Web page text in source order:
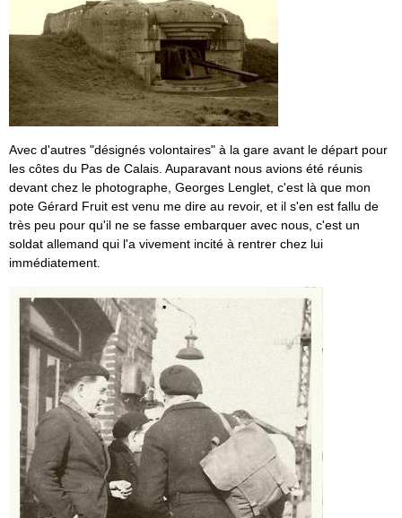
Avec d'autres "désignés volontaires" à la gare avant le départ pour
les côtes du Pas de Calais. Auparavant nous avions été réunis
devant chez le photographe, Georges Lenglet, c'est là que mon
pote Gérard Fruit est venu me dire au revoir, et il s'en est fallu de
très peu pour qu'il ne se fasse embarquer avec nous, c'est un
soldat allemand qui l'a vivement incité à rentrer chez lui
immédiatement.